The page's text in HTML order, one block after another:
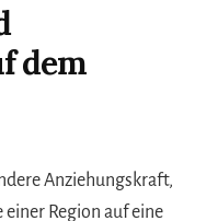
dem
Anziehungskraft,
einer Region auf eine